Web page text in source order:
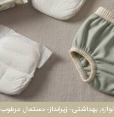
لوازم بهداشتی- زیرانداز- دستمال مرطوب